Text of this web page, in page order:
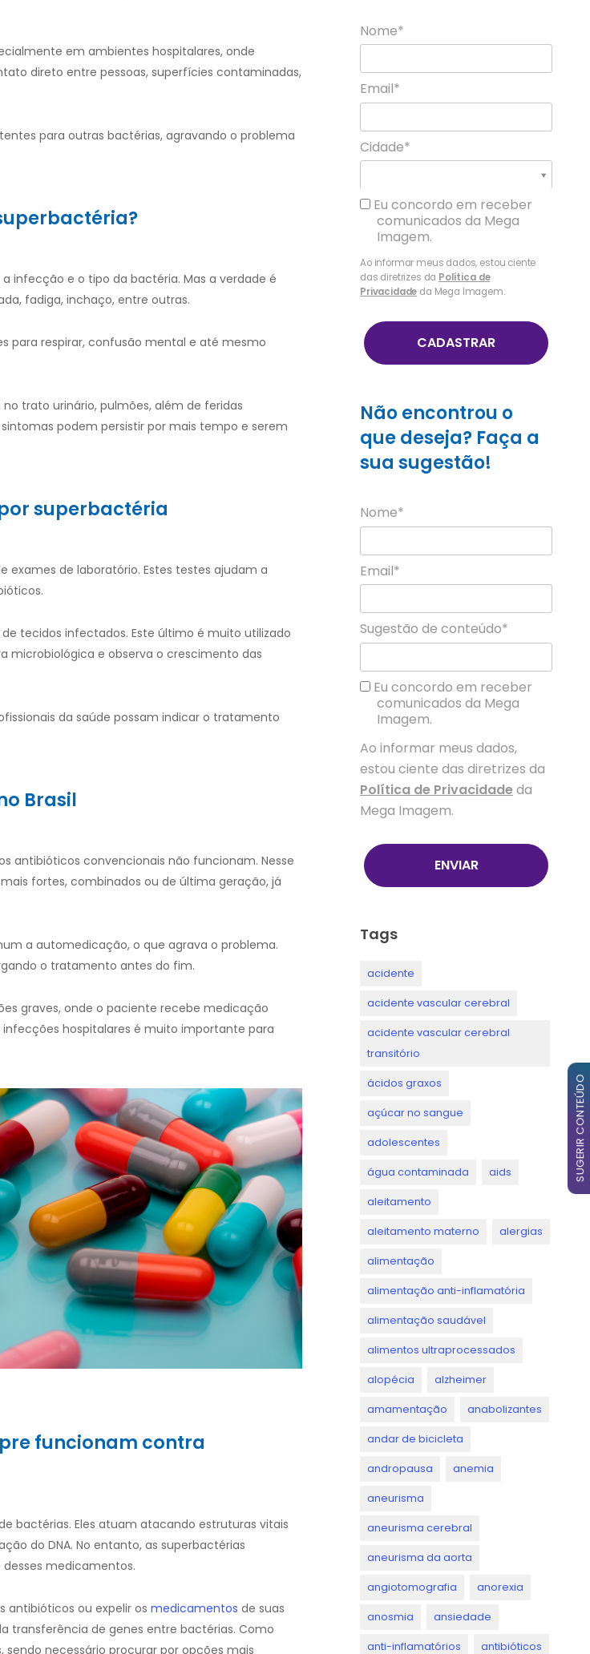
em ambientes hospitalares, onde
direto entre pessoas, superfícies contaminadas,
para outras bactérias, agravando o problema
infecção e o tipo da bactéria. Mas a verdade é
fadiga, inchaço, entre outras.
para respirar, confusão mental e até mesmo
trato urinário, pulmões, além de feridas
podem persistir por mais tempo e serem
superbactéria
de laboratório. Estes testes ajudam a
tecidos infectados. Este último é muito utilizado
microbiológica e observa o crescimento das
da saúde possam indicar o tratamento
Brasil
antibióticos convencionais não funcionam. Nesse
fortes, combinados ou de última geração, já
a automedicação, o que agrava o problema.
o tratamento antes do fim.
graves, onde o paciente recebe medicação
hospitalares é muito importante para
funcionam contra
bactérias. Eles atuam atacando estruturas vitais
do DNA. No entanto, as superbactérias
medicamentos.
antibióticos ou expelir os medicamentos de suas
transferência de genes entre bactérias. Como
necessário procurar por opções mais
Nome*
Email*
Cidade*
Eu concordo em receber
comunicados da Mega
Imagem.
Ao informar meus dados, estou ciente
das diretrizes da Política de
Privacidade da Mega Imagem.
CADASTRAR
Não encontrou o
que deseja? Faça a
sua sugestão!
Nome*
Email*
Sugestão de conteúdo*
Eu concordo em receber
comunicados da Mega
Imagem.
Ao informar meus dados,
estou ciente das diretrizes da
Política de Privacidadeda
Mega Imagem.
ENVIAR
Tags
acidente
acidente vascular cerebral
acidente vascular cerebral
transitório
ácidos graxos
açúcar no sangue
adolescentes
água contaminada aids
aleitamento
aleitamento materno alergias
alimentação
alimentação anti-inflamatória
alimentação saudável
alimentos ultraprocessados
alopécia alzheimer
amamentação anabolizantes
andar de bicicleta
andropausa anemia
aneurisma
aneurisma cerebral
aneurisma da aorta
angiotomografia anorexia
anosmia ansiedade
anti-inflamatórios antibióticos
SUGERIR CONTEÚDO